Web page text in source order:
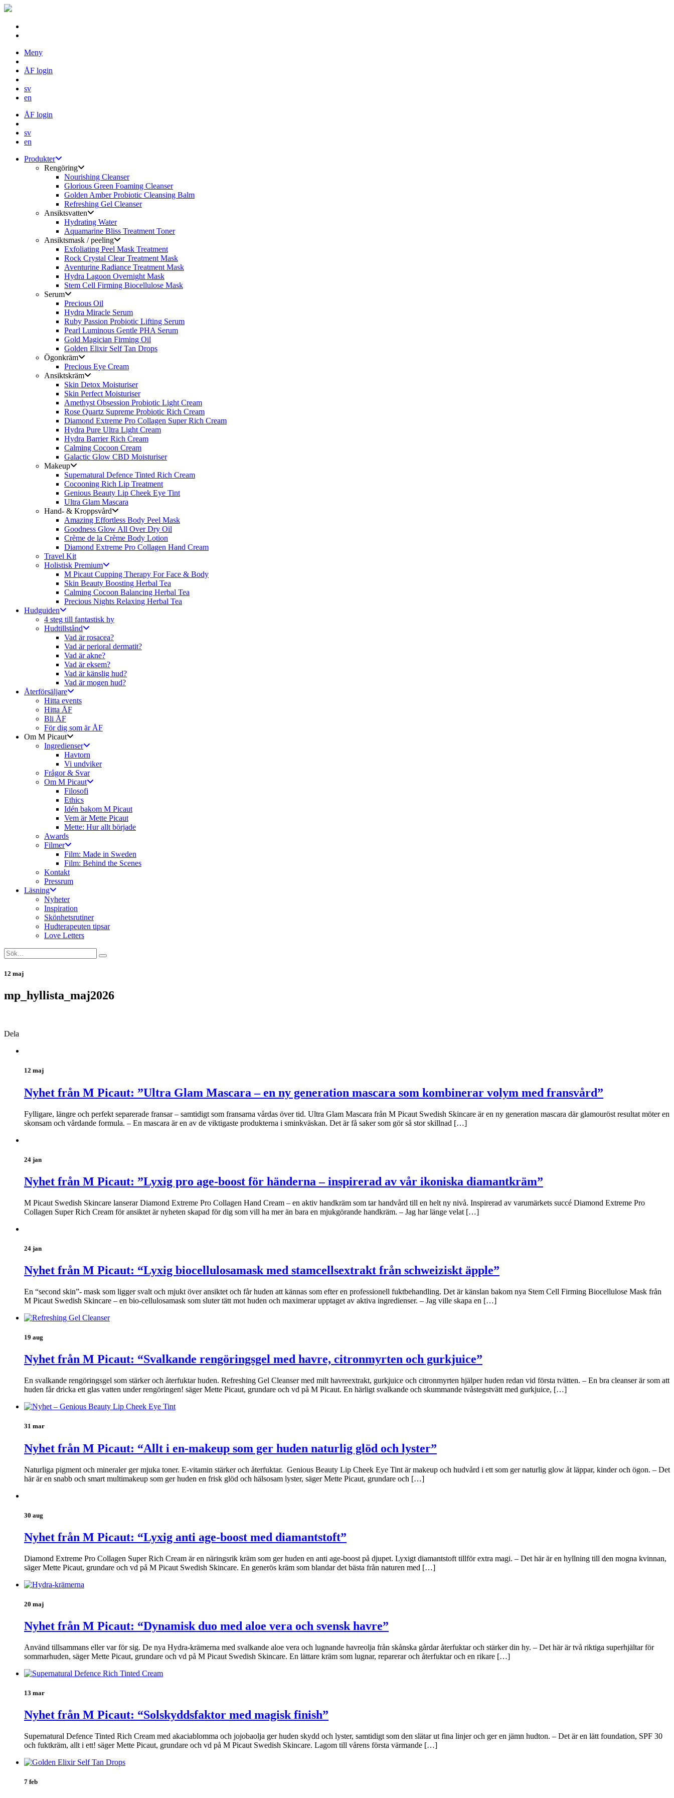
Skip
content
Meny
ÅF login
sv
en
ÅF login
sv
en
Produkter
Rengöring
Nourishing Cleanser
Glorious Green Foaming Cleanser
Golden Amber Probiotic Cleansing Balm
Refreshing Gel Cleanser
Ansiktsvatten
Hydrating Water
Aquamarine Bliss Treatment Toner
Ansiktsmask / peeling
Exfoliating Peel Mask Treatment
Rock Crystal Clear Treatment Mask
Aventurine Radiance Treatment Mask
Hydra Lagoon Overnight Mask
Stem Cell Firming Biocellulose Mask
Serum
Precious Oil
Hydra Miracle Serum
Ruby Passion Probiotic Lifting Serum
Pearl Luminous Gentle PHA Serum
Gold Magician Firming Oil
Golden Elixir Self Tan Drops
Ögonkräm
Precious Eye Cream
Ansiktskräm
Skin Detox Moisturiser
Skin Perfect Moisturiser
Amethyst Obsession Probiotic Light Cream
Rose Quartz Supreme Probiotic Rich Cream
Diamond Extreme Pro Collagen Super Rich Cream
Hydra Pure Ultra Light Cream
Hydra Barrier Rich Cream
Calming Cocoon Cream
Galactic Glow CBD Moisturiser
Makeup
Supernatural Defence Tinted Rich Cream
Cocooning Rich Lip Treatment
Genious Beauty Lip Cheek Eye Tint
Ultra Glam Mascara
Hand- & Kroppsvård
Amazing Effortless Body Peel Mask
Goodness Glow All Over Dry Oil
Crème de la Crème Body Lotion
Diamond Extreme Pro Collagen Hand Cream
Travel Kit
Holistisk Premium
M Picaut Cupping Therapy For Face & Body
Skin Beauty Boosting Herbal Tea
Calming Cocoon Balancing Herbal Tea
Precious Nights Relaxing Herbal Tea
Hudguiden
4 steg till fantastisk hy
Hudtillstånd
Vad är rosacea?
Vad är perioral dermatit?
Vad är akne?
Vad är eksem?
Vad är känslig hud?
Vad är mogen hud?
Återförsäljare
Hitta events
Hitta ÅF
Bli ÅF
För dig som är ÅF
Om M Picaut
Ingredienser
Havtorn
Vi undviker
Frågor & Svar
Om M Picaut
Filosofi
Ethics
Idén bakom M Picaut
Vem är Mette Picaut
Mette: Hur allt började
Awards
Filmer
Film: Made in Sweden
Film: Behind the Scenes
Kontakt
Pressrum
Läsning
Nyheter
Inspiration
Skönhetsrutiner
Hudterapeuten tipsar
Love Letters
12 maj
mp_hyllista_maj2026
Dela
12 maj
Nyhet från M Picaut: ”Ultra Glam Mascara – en ny generation mascara som kombinerar volym med fransvård”
Fylligare, längre och perfekt separerade fransar – samtidigt som fransarna vårdas över tid. Ultra Glam Mascara från M Picaut Swedish Skincare är en ny generation mascara där glamouröst resultat möter en
skonsam och vårdande formula. – En mascara är en av de viktigaste produkterna i sminkväskan. Det är få saker som gör så stor skillnad […]
24 jan
Nyhet från M Picaut: ”Lyxig pro age-boost för händerna – inspirerad av vår ikoniska diamantkräm”
M Picaut Swedish Skincare lanserar Diamond Extreme Pro Collagen Hand Cream – en aktiv handkräm som tar handvård till en helt ny nivå. Inspirerad av varumärkets succé Diamond Extreme Pro
Collagen Super Rich Cream för ansiktet är nyheten skapad för dig som vill ha mer än bara en mjukgörande handkräm. – Jag har länge velat […]
24 jan
Nyhet från M Picaut: “Lyxig biocellulosamask med stamcellsextrakt från schweiziskt äpple”
En “second skin”- mask som ligger svalt och mjukt över ansiktet och får huden att kännas som efter en professionell fuktbehandling. Det är känslan bakom nya Stem Cell Firming Biocellulose Mask från
M Picaut Swedish Skincare – en bio-cellulosamask som sluter tätt mot huden och maximerar upptaget av aktiva ingredienser. – Jag ville skapa en […]
19 aug
Nyhet från M Picaut: “Svalkande rengöringsgel med havre, citronmyrten och gurkjuice”
En svalkande rengöringsgel som stärker och återfuktar huden. Refreshing Gel Cleanser med milt havreextrakt, gurkjuice och citronmyrten hjälper huden redan vid första tvätten. – En bra cleanser är som att
huden får dricka ett glas vatten under rengöringen! säger Mette Picaut, grundare och vd på M Picaut. En härligt svalkande och skummande tvåstegstvätt med gurkjuice, […]
31 mar
Nyhet från M Picaut: “Allt i en-makeup som ger huden naturlig glöd och lyster”
Naturliga pigment och mineraler ger mjuka toner. E-vitamin stärker och återfuktar. Genious Beauty Lip Cheek Eye Tint är makeup och hudvård i ett som ger naturlig glow åt läppar, kinder och ögon. – Det
här är en snabb och smart multimakeup som ger huden en frisk glöd och hälsosam lyster, säger Mette Picaut, grundare och […]
30 aug
Nyhet från M Picaut: “Lyxig anti age-boost med diamantstoft”
Diamond Extreme Pro Collagen Super Rich Cream är en näringsrik kräm som ger huden en anti age-boost på djupet. Lyxigt diamantstoft tillför extra magi. – Det här är en hyllning till den mogna kvinnan,
säger Mette Picaut, grundare och vd på M Picaut Swedish Skincare. En generös kräm som blandar det bästa från naturen med […]
20 maj
Nyhet från M Picaut: “Dynamisk duo med aloe vera och svensk havre”
Använd tillsammans eller var för sig. De nya Hydra-krämerna med svalkande aloe vera och lugnande havreolja från skånska gårdar återfuktar och stärker din hy. – Det här är två riktiga superhjältar för
sommarhuden, säger Mette Picaut, grundare och vd på M Picaut Swedish Skincare. En lättare kräm som lugnar, reparerar och återfuktar och en rikare […]
13 mar
Nyhet från M Picaut: “Solskyddsfaktor med magisk finish”
Supernatural Defence Tinted Rich Cream med akaciablomma och jojobaolja ger huden skydd och lyster, samtidigt som den slätar ut fina linjer och ger en jämn hudton. – Det är en lätt foundation, SPF 30
och fuktkräm, allt i ett! säger Mette Picaut, grundare och vd på M Picaut Swedish Skincare. Lagom till vårens första värmande […]
7 feb